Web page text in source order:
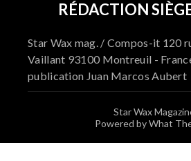
RÉDACTION
Star Wax mag. / Compos-it 120
Vaillant 93100 Montreuil -
publication Juan Marcos Aubert
Star Wax
Powered by What